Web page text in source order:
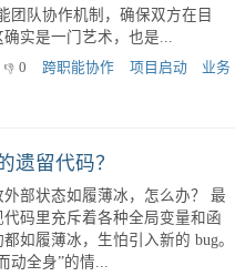
偿还技术债务，维...
0 软件工程 重构 技术债务
底层架构和业务流程重大调整的
鸿沟常常是导致项目后期“不买
团队协作机制，确保双方在目
实是一门艺术，也是...
0 跨职能协作